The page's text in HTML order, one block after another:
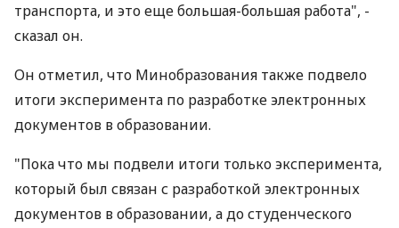
транспорта, и это еще большая-большая работа", -
сказал он.
Он отметил, что Минобразования также подвело
итоги эксперимента по разработке электронных
документов в образовании.
"Пока что мы подвели итоги только эксперимента,
который был связан с разработкой электронных
документов в образовании, а до студенческого